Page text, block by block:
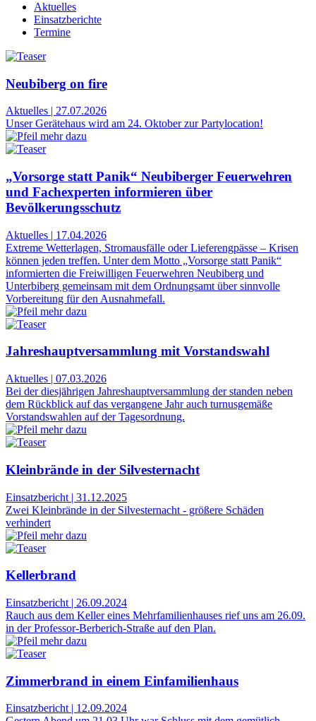
Aktuelles
Einsatzberichte
Termine
Neubiberg on fire
Aktuelles | 27.07.2026
Unser Gerätehaus wird am 24. Oktober zur Partylocation!
„Vorsorge statt Panik“ Neubiberger Feuerwehren
und Fachexperten informieren über
Bevölkerungsschutz
Aktuelles | 17.04.2026
Extreme Wetterlagen, Stromausfälle oder Lieferengpässe – Krisen
können jeden treffen. Unter dem Motto „Vorsorge statt Panik“
informierten die Freiwilligen Feuerwehren Neubiberg und
Unterbiberg gemeinsam mit dem Ordnungsamt über sinnvolle
Vorbereitung für den Ausnahmefall.
Jahreshauptversammlung mit Vorstandswahl
Aktuelles | 07.03.2026
Bei der diesjährigen Jahreshauptversammlung der standen neben
dem Rückblick auf das vergangene Jahr auch turnusgemäße
Vorstandswahlen auf der Tagesordnung.
Kleinbrände in der Silvesternacht
Einsatzbericht | 31.12.2025
Zwei Kleinbrände in der Silvesternacht - größere Schäden
verhindert
Kellerbrand
Einsatzbericht | 26.09.2024
Rauch aus dem Keller eines Mehrfamilienhauses rief uns am 26.09.
in der Professor-Berberich-Straße auf den Plan.
Zimmerbrand in einem Einfamilienhaus
Einsatzbericht| 12.09.2024